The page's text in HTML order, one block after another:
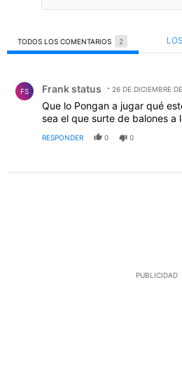
TODOS LOS COMENTARIOS 2
FS Frank status 26 DE DICIEMBRE
Que lo Pongan a jugar qué
sea el que surte de balones a
RESPONDER 0 0
PUBLICIDAD